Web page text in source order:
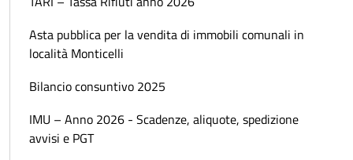
Asta pubblica per la vendita di immobili comunali in
località Monticelli
Bilancio consuntivo 2025
IMU – Anno 2026 - Scadenze, aliquote, spedizione
avvisi e PGT